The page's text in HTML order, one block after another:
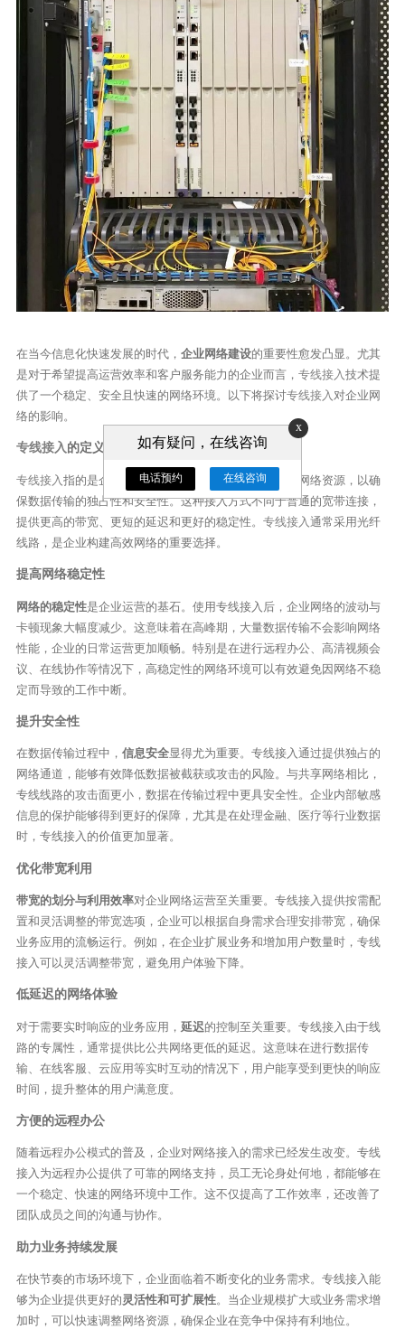
在当今信息化快速发展的时代， 企业网络建设的重要性愈发凸显。尤其
是对于希望提高运营效率和客户服务能力的企业而言， 专线接入技术提
供了一个稳定、安全且快速的网络环境。以下将探讨专线接入对企业网
络的影响。
专线接入的定义
专线接入 指的是企业通过专用线路连接到互联网或其他网络资源，以确
保数据传输的独占性和安全性。这种接入方式不同于普通的宽带连接，
提供更高的带宽、更短的延迟和更好的稳定性。 专线接入 通常采用光纤
线路，是企业构建高效网络的重要选择。
提高网络稳定性
网络的稳定性是企业运营的基石。使用专线接入后，企业网络的波动与
卡顿现象大幅度减少。这意味着在高峰期，大量数据传输不会影响网络
性能，企业的日常运营更加顺畅。特别是在进行远程办公、高清视频会
议、在线协作等情况下，高稳定性的网络环境可以有效避免因网络不稳
定而导致的工作中断。
提升安全性
在数据传输过程中， 信息安全显得尤为重要。专线接入通过提供独占的
网络通道，能够有效降低数据被截获或攻击的风险。与共享网络相比，
专线线路的攻击面更小，数据在传输过程中更具安全性。企业内部敏感
信息的保护能够得到更好的保障，尤其是在处理金融、医疗等行业数据
时，专线接入的价值更加显著。
优化带宽利用
带宽的划分与利用效率对企业网络运营至关重要。专线接入提供按需配
置和灵活调整的带宽选项，企业可以根据自身需求合理安排带宽，确保
业务应用的流畅运行。例如，在企业扩展业务和增加用户数量时，专线
接入可以灵活调整带宽，避免用户体验下降。
低延迟的网络体验
对于需要实时响应的业务应用， 延迟的控制至关重要。专线接入由于线
路的专属性，通常提供比公共网络更低的延迟。这意味在进行数据传
输、在线客服、云应用等实时互动的情况下，用户能享受到更快的响应
时间，提升整体的用户满意度。
方便的远程办公
随着远程办公模式的普及，企业对网络接入的需求已经发生改变。专线
接入为远程办公提供了可靠的网络支持，员工无论身处何地，都能够在
一个稳定、快速的网络环境中工作。这不仅提高了工作效率，还改善了
团队成员之间的沟通与协作。
助力业务持续发展
在快节奏的市场环境下，企业面临着不断变化的业务需求。专线接入能
够为企业提供更好的灵活性和可扩展性。当企业规模扩大或业务需求增
加时，可以快速调整网络资源，确保企业在竞争中保持有利地位。
x
如有疑问，在线咨询
电话预约 在线咨询